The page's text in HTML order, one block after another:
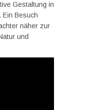
Gestaltung in
Ein Besuch
näher zur
und